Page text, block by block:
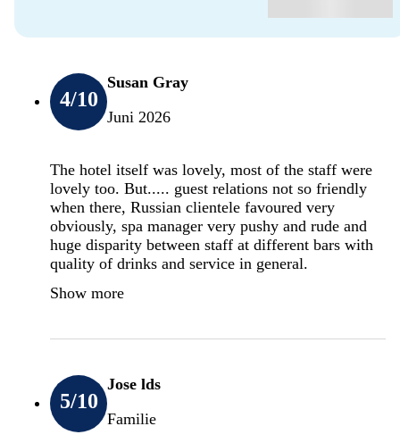
4/10
Susan Gray
Juni 2026
The hotel itself was lovely, most of the staff were
lovely too. But..... guest relations not so friendly
when there, Russian clientele favoured very
obviously, spa manager very pushy and rude and
huge disparity between staff at different bars with
quality of drinks and service in general.
Show more
5/10
Jose lds
Familie